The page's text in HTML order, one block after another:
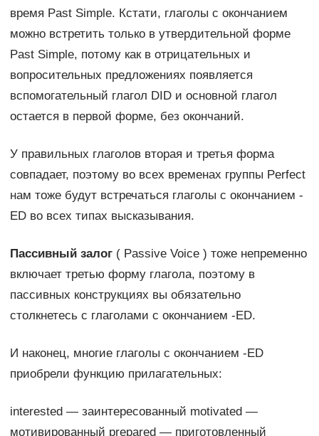
время Past Simple. Кстати, глаголы с окончанием
можно встретить только в утвердительной форме
Past Simple, потому как в отрицательных и
вопросительных предложениях появляется
вспомогательный глагол DID и основной глагол
остается в первой форме, без окончаний.
У правильных глаголов вторая и третья форма
совпадает, поэтому во всех временах группы Perfect
нам тоже будут встречаться глаголы с окончанием -
ED во всех типах высказывания.
Пассивный залог( Passive Voice ) тоже непременно
включает третью форму глагола, поэтому в
пассивных конструкциях вы обязательно
столкнетесь с глаголами с окончанием -ED.
И наконец, многие глаголы с окончанием -ED
приобрели функцию прилагательных:
interested — заинтересованный motivated —
мотивированный prepared — приготовленный